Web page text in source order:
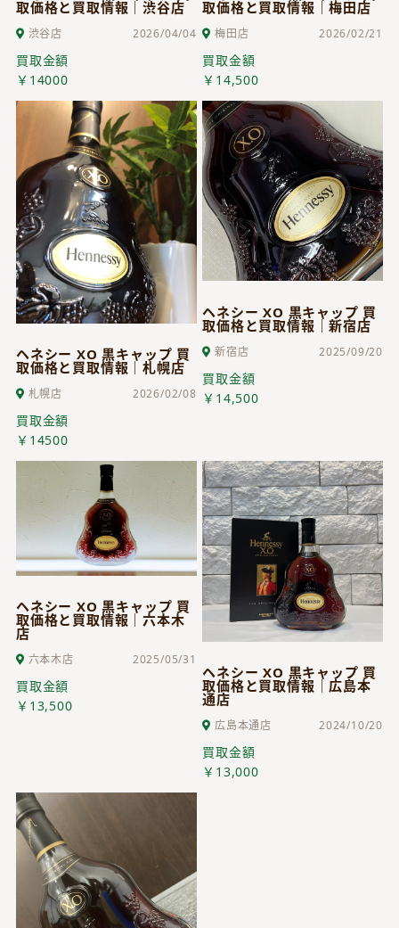
取価格と買取情報｜渋谷店
渋谷店 2026/04/04
買取金額
￥14000
取価格と買取情報｜梅田店
梅田店 2026/02/21
買取金額
￥14,500
ヘネシー XO 黒キャップ 買
取価格と買取情報｜札幌店
札幌店 2026/02/08
買取金額
￥14500
ヘネシー XO 黒キャップ 買
取価格と買取情報｜新宿店
新宿店 2025/09/20
買取金額
￥14,500
ヘネシー XO 黒キャップ 買
取価格と買取情報｜六本木
店
六本木店 2025/05/31
買取金額
￥13,500
ヘネシー XO 黒キャップ 買
取価格と買取情報｜広島本
通店
広島本通店 2024/10/20
買取金額
￥13,000